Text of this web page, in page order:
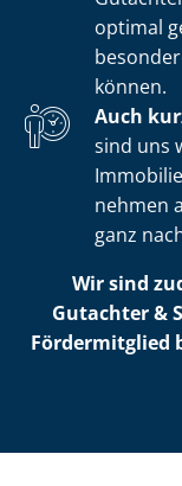
optimal
können.
Auch
sind uns
nehmen
ganz
Wir sind
Gutachter &
Fördermitglied